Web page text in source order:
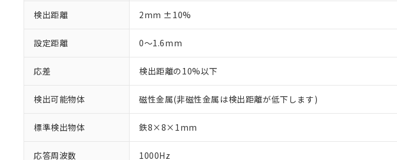
検出距離 2mm ±10%
設定距離 0～1.6mm
応差 検出距離の10%以下
検出可能物体 磁性金属(非磁性金属は検出距離が低下します)
標準検出物体 鉄8×8×1mm
応答周波数 1000Hz